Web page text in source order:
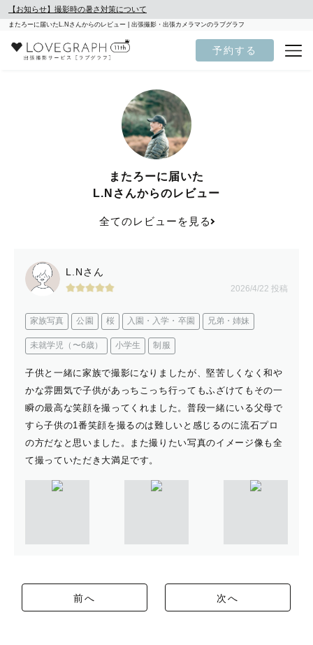
【お知らせ】撮影時の暑さ対策について
またろーに届いたL.Nさんからのレビュー | 出張撮影・出張カメラマンのラブグラフ
予約する
またろーに届いた
L.Nさんからのレビュー
全てのレビューを見る
L.Nさん
2026/4/22 投稿
家族写真 公園 桜 入園・入学・卒園 兄弟・姉妹
未就学児（〜6歳） 小学生 制服
子供と一緒に家族で撮影になりましたが、堅苦しくなく和や
かな雰囲気で子供があっちこっち行ってもふざけてもその一
瞬の最高な笑顔を撮ってくれました。普段一緒にいる父母で
すら子供の1番笑顔を撮るのは難しいと感じるのに流石プロ
の方だなと思いました。また撮りたい写真のイメージ像も全
て撮っていただき大満足です。
前へ 次へ